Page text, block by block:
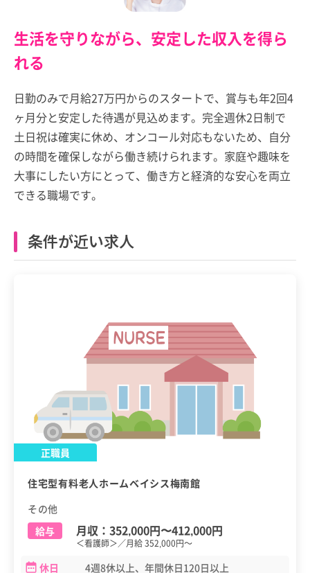
生活を守りながら、安定した収入を得ら
れる
日勤のみで月給27万円からのスタートで、賞与も年2回4
ヶ月分と安定した待遇が見込めます。完全週休2日制で
土日祝は確実に休め、オンコール対応もないため、自分
の時間を確保しながら働き続けられます。家庭や趣味を
大事にしたい方にとって、働き方と経済的な安心を両立
できる職場です。
条件が近い求人
正職員
住宅型有料老人ホームベイシス梅南館
その他
給与
月収： 352,000円〜412,000円
＜看護師＞／月給 352,000円～
休日
4週8休以上、年間休日120日以上